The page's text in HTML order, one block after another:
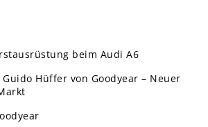
beim Audi A6
Hüffer von Goodyear – Neuer